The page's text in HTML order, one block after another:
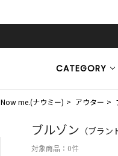
CATEGORY
Now me.(ナウミー) アウター
ブルゾン （ブラ
対象商品： 0件